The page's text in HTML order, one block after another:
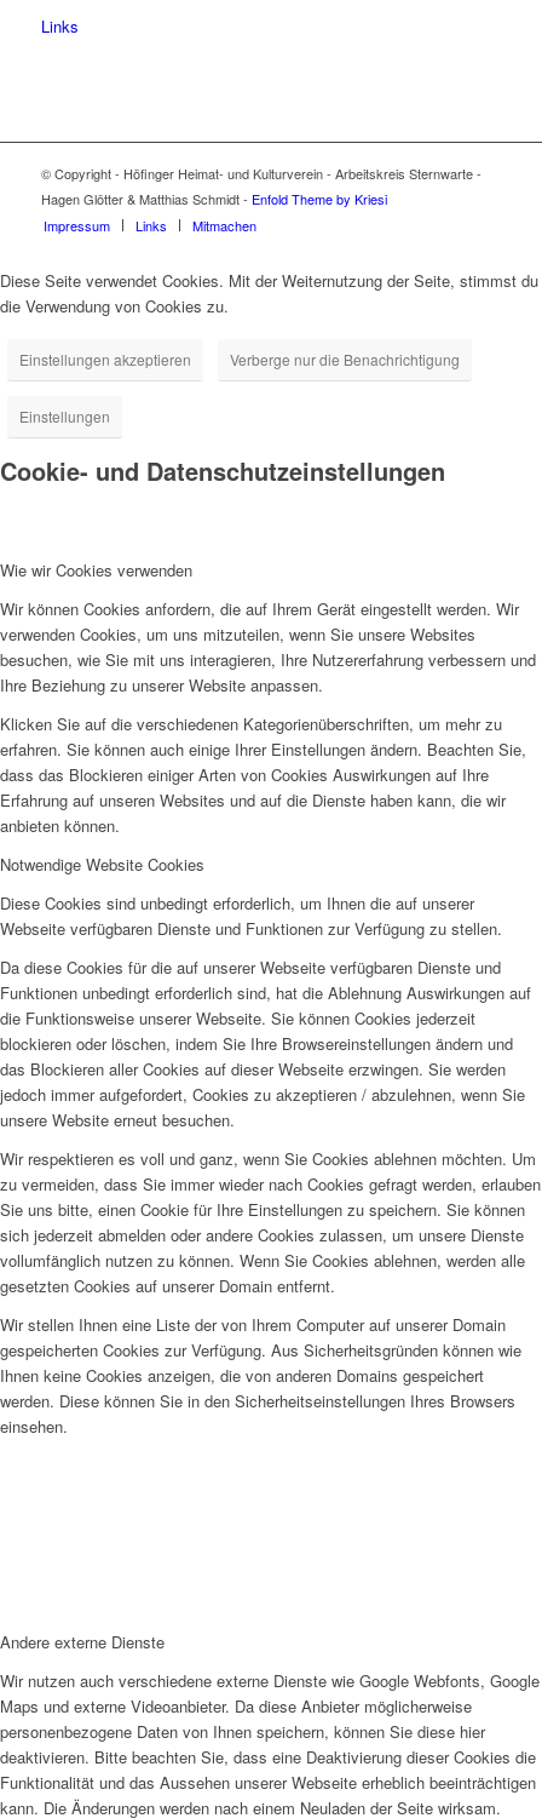
Links
© Copyright - Höfinger Heimat- und Kulturverein - Arbeitskreis Sternwarte -
Hagen Glötter & Matthias Schmidt - Enfold Theme by Kriesi
Impressum
Links Mitmachen
Diese Seite verwendet Cookies. Mit der Weiternutzung der Seite, stimmst du
die Verwendung von Cookies zu.
Einstellungen akzeptieren Verberge nur die Benachrichtigung
Einstellungen
Cookie- und Datenschutzeinstellungen
Wie wir Cookies verwenden
Wir können Cookies anfordern, die auf Ihrem Gerät eingestellt werden. Wir
verwenden Cookies, um uns mitzuteilen, wenn Sie unsere Websites
besuchen, wie Sie mit uns interagieren, Ihre Nutzererfahrung verbessern und
Ihre Beziehung zu unserer Website anpassen.
Klicken Sie auf die verschiedenen Kategorienüberschriften, um mehr zu
erfahren. Sie können auch einige Ihrer Einstellungen ändern. Beachten Sie,
dass das Blockieren einiger Arten von Cookies Auswirkungen auf Ihre
Erfahrung auf unseren Websites und auf die Dienste haben kann, die wir
anbieten können.
Notwendige Website Cookies
Diese Cookies sind unbedingt erforderlich, um Ihnen die auf unserer
Webseite verfügbaren Dienste und Funktionen zur Verfügung zu stellen.
Da diese Cookies für die auf unserer Webseite verfügbaren Dienste und
Funktionen unbedingt erforderlich sind, hat die Ablehnung Auswirkungen auf
die Funktionsweise unserer Webseite. Sie können Cookies jederzeit
blockieren oder löschen, indem Sie Ihre Browsereinstellungen ändern und
das Blockieren aller Cookies auf dieser Webseite erzwingen. Sie werden
jedoch immer aufgefordert, Cookies zu akzeptieren / abzulehnen, wenn Sie
unsere Website erneut besuchen.
Wir respektieren es voll und ganz, wenn Sie Cookies ablehnen möchten. Um
zu vermeiden, dass Sie immer wieder nach Cookies gefragt werden, erlauben
Sie uns bitte, einen Cookie für Ihre Einstellungen zu speichern. Sie können
sich jederzeit abmelden oder andere Cookies zulassen, um unsere Dienste
vollumfänglich nutzen zu können. Wenn Sie Cookies ablehnen, werden alle
gesetzten Cookies auf unserer Domain entfernt.
Wir stellen Ihnen eine Liste der von Ihrem Computer auf unserer Domain
gespeicherten Cookies zur Verfügung. Aus Sicherheitsgründen können wie
Ihnen keine Cookies anzeigen, die von anderen Domains gespeichert
werden. Diese können Sie in den Sicherheitseinstellungen Ihres Browsers
einsehen.
Andere externe Dienste
Wir nutzen auch verschiedene externe Dienste wie Google Webfonts, Google
Maps und externe Videoanbieter. Da diese Anbieter möglicherweise
personenbezogene Daten von Ihnen speichern, können Sie diese hier
deaktivieren. Bitte beachten Sie, dass eine Deaktivierung dieser Cookies die
Funktionalität und das Aussehen unserer Webseite erheblich beeinträchtigen
kann. Die Änderungen werden nach einem Neuladen der Seite wirksam.